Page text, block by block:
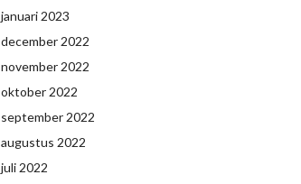
januari 2023
december 2022
november 2022
oktober 2022
september 2022
augustus 2022
juli 2022